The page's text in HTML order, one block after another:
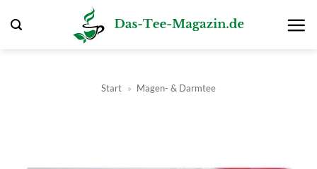
Inhalt
Start » Magen- & Darmtee